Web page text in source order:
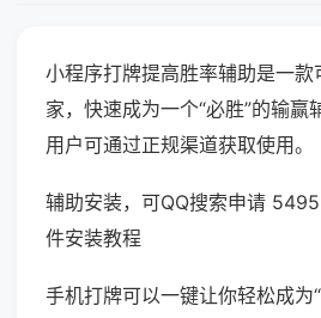
小程序打牌提高胜率辅助是一
家，快速成为一个“必胜”的输赢
用户可通过正规渠道获取使用。
辅助安装，可QQ搜索申请
件安装教程
手机打牌可以一键让你轻松成为